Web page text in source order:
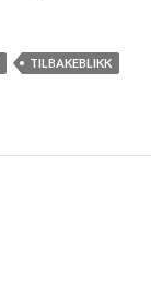
TILBAKEBLIKK